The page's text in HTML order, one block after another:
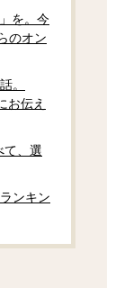
を。今
のオン
。
お伝え
て、選
ンキン